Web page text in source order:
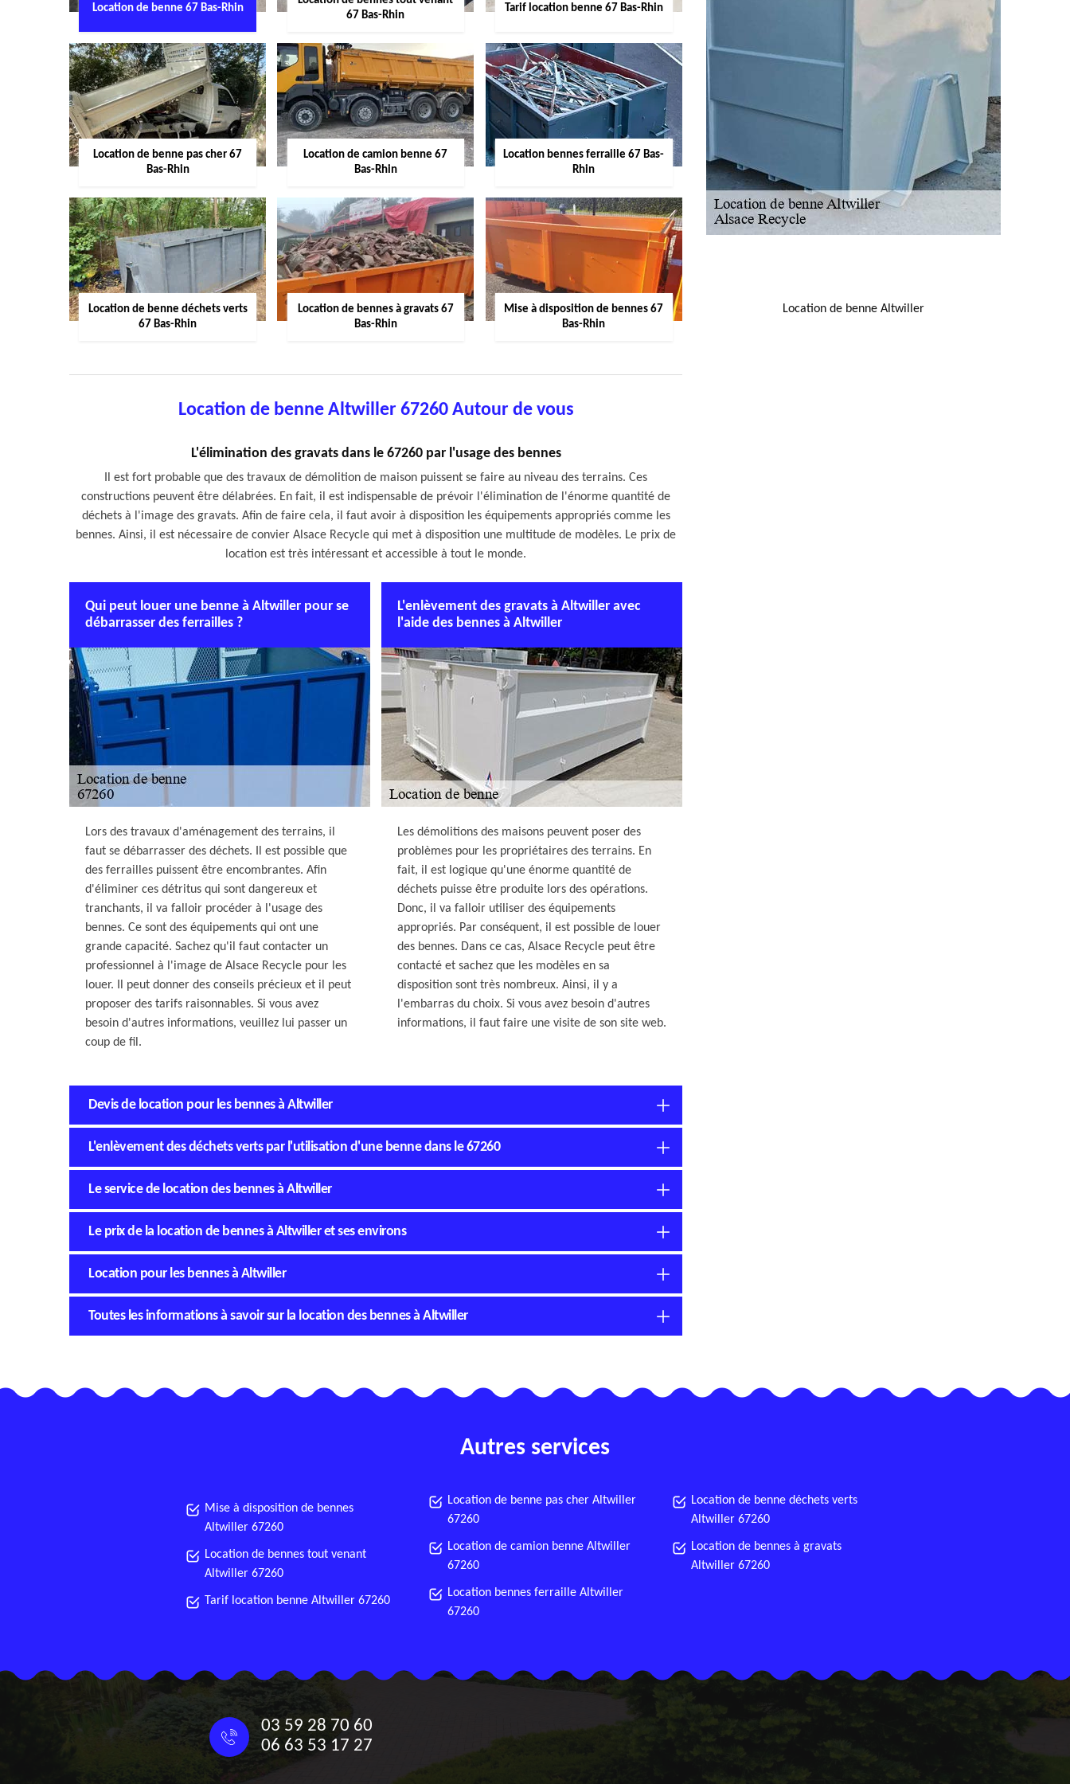
Location de benne 67 Bas-Rhin
67 Bas-Rhin
Tarif location benne 67 Bas-Rhin
Location de benne pas cher 67
Bas-Rhin
Location de camion benne 67
Bas-Rhin
Location bennes ferraille 67 Bas-
Rhin
Location de benne déchets verts
67 Bas-Rhin
Location de bennes à gravats 67
Bas-Rhin
Mise à disposition de bennes 67
Bas-Rhin
Location de benne Altwiller 67260 Autour de vous
L'élimination des gravats dans le 67260 par l'usage des bennes
Il est fort probable que des travaux de démolition de maison puissent se faire au niveau des terrains. Ces
constructions peuvent être délabrées. En fait, il est indispensable de prévoir l'élimination de l'énorme quantité de
déchets à l'image des gravats. Afin de faire cela, il faut avoir à disposition les équipements appropriés comme les
bennes. Ainsi, il est nécessaire de convier Alsace Recycle qui met à disposition une multitude de modèles. Le prix de
location est très intéressant et accessible à tout le monde.
Qui peut louer une benne à Altwiller pour se
débarrasser des ferrailles ?
Lors des travaux d'aménagement des terrains, il
faut se débarrasser des déchets. Il est possible que
des ferrailles puissent être encombrantes. Afin
d'éliminer ces détritus qui sont dangereux et
tranchants, il va falloir procéder à l'usage des
bennes. Ce sont des équipements qui ont une
grande capacité. Sachez qu'il faut contacter un
professionnel à l'image de Alsace Recycle pour les
louer. Il peut donner des conseils précieux et il peut
proposer des tarifs raisonnables. Si vous avez
besoin d'autres informations, veuillez lui passer un
coup de fil.
L'enlèvement des gravats à Altwiller avec
l'aide des bennes à Altwiller
Les démolitions des maisons peuvent poser des
problèmes pour les propriétaires des terrains. En
fait, il est logique qu'une énorme quantité de
déchets puisse être produite lors des opérations.
Donc, il va falloir utiliser des équipements
appropriés. Par conséquent, il est possible de louer
des bennes. Dans ce cas, Alsace Recycle peut être
contacté et sachez que les modèles en sa
disposition sont très nombreux. Ainsi, il y a
l'embarras du choix. Si vous avez besoin d'autres
informations, il faut faire une visite de son site web.
Devis de location pour les bennes à Altwiller
L'enlèvement des déchets verts par l'utilisation d'une benne dans le 67260
Le service de location des bennes à Altwiller
Le prix de la location de bennes à Altwiller et ses environs
Location pour les bennes à Altwiller
Toutes les informations à savoir sur la location des bennes à Altwiller
Location de benne Altwiller
Autres services
Mise à disposition de bennes
Altwiller 67260
Location de bennes tout venant
Altwiller 67260
Tarif location benne Altwiller 67260
Location de benne pas cher Altwiller
67260
Location de camion benne Altwiller
67260
Location bennes ferraille Altwiller
67260
Location de benne déchets verts
Altwiller 67260
Location de bennes à gravats
Altwiller 67260
03 59 28 70 60
06 63 53 17 27